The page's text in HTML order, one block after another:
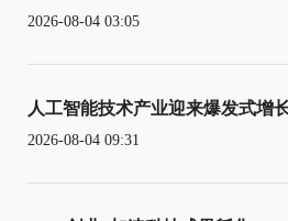
2026-08-04 03:05
人工智能技术产业迎来爆发式增
2026-08-04 09:31